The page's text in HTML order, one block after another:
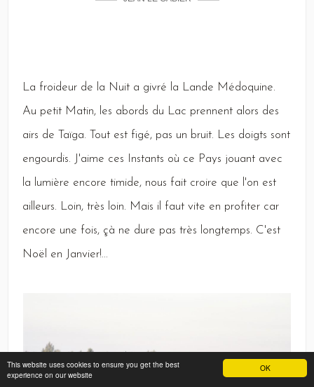
OK
This website uses cookies to ensure you get the best
experience on our website
La froideur de la Nuit a givré la Lande Médoquine.
Au petit Matin, les abords du Lac prennent alors des
airs de
Taïga. Tout est figé, pas un bruit. Les doigts sont
engourdis.
'aime ces Instants où ce Pays jouant avec
la lumière encore timide, nous fait croire que l'on est
ailleurs. Loin, très loin. Mais il faut vite en profiter car
encore une fois, çà ne dure pas très longtemps. C'est
Noël en Janvier!...